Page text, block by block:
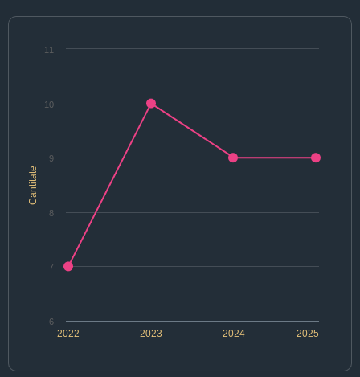
Cantitate
2022 2024
2023 2025
6
7
8
9
10
11